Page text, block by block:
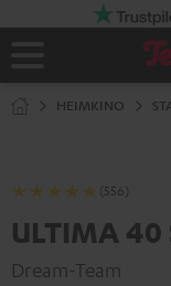
HEIMKINO
(556)
ULTIMA 40
Dream-Team